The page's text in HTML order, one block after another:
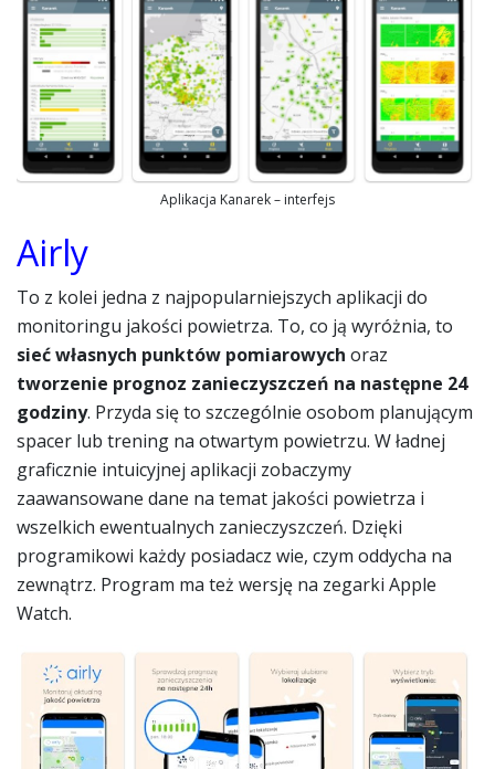
Aplikacja Kanarek – interfejs
Airly
To z kolei jedna z najpopularniejszych aplikacji do
monitoringu jakości powietrza. To, co ją wyróżnia, to
sieć własnych punktów pomiarowych oraz
tworzenie prognoz zanieczyszczeń na następne 24
godziny. Przyda się to szczególnie osobom planującym
spacer lub trening na otwartym powietrzu. W ładnej
graficznie intuicyjnej aplikacji zobaczymy
zaawansowane dane na temat jakości powietrza i
wszelkich ewentualnych zanieczyszczeń. Dzięki
programikowi każdy posiadacz wie, czym oddycha na
zewnątrz. Program ma też wersję na zegarki Apple
Watch.